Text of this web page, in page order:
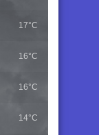
17°C
16°C
16°C
14°C